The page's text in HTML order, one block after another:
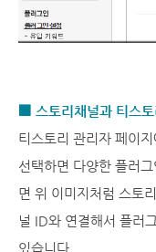
■ 스토리채널과 티스
티스토리 관리자 페이
선택하면 다양한 플러
면 위 이미지처럼 스토
널 ID와 연결해서 플러
있습니다.